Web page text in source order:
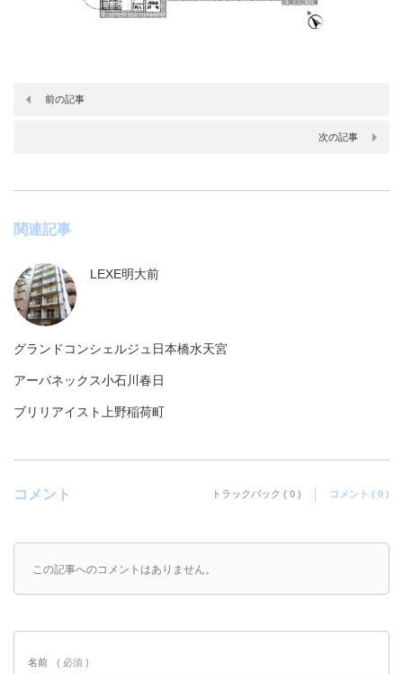
前の記事
次の記事
関連記事
LEXE明大前
グランドコンシェルジュ日本橋水天宮
アーバネックス小石川春日
ブリリアイスト上野稲荷町
コメント トラックバック ( 0 ) コメント ( 0 )
この記事へのコメントはありません。
名前 ( 必須 )